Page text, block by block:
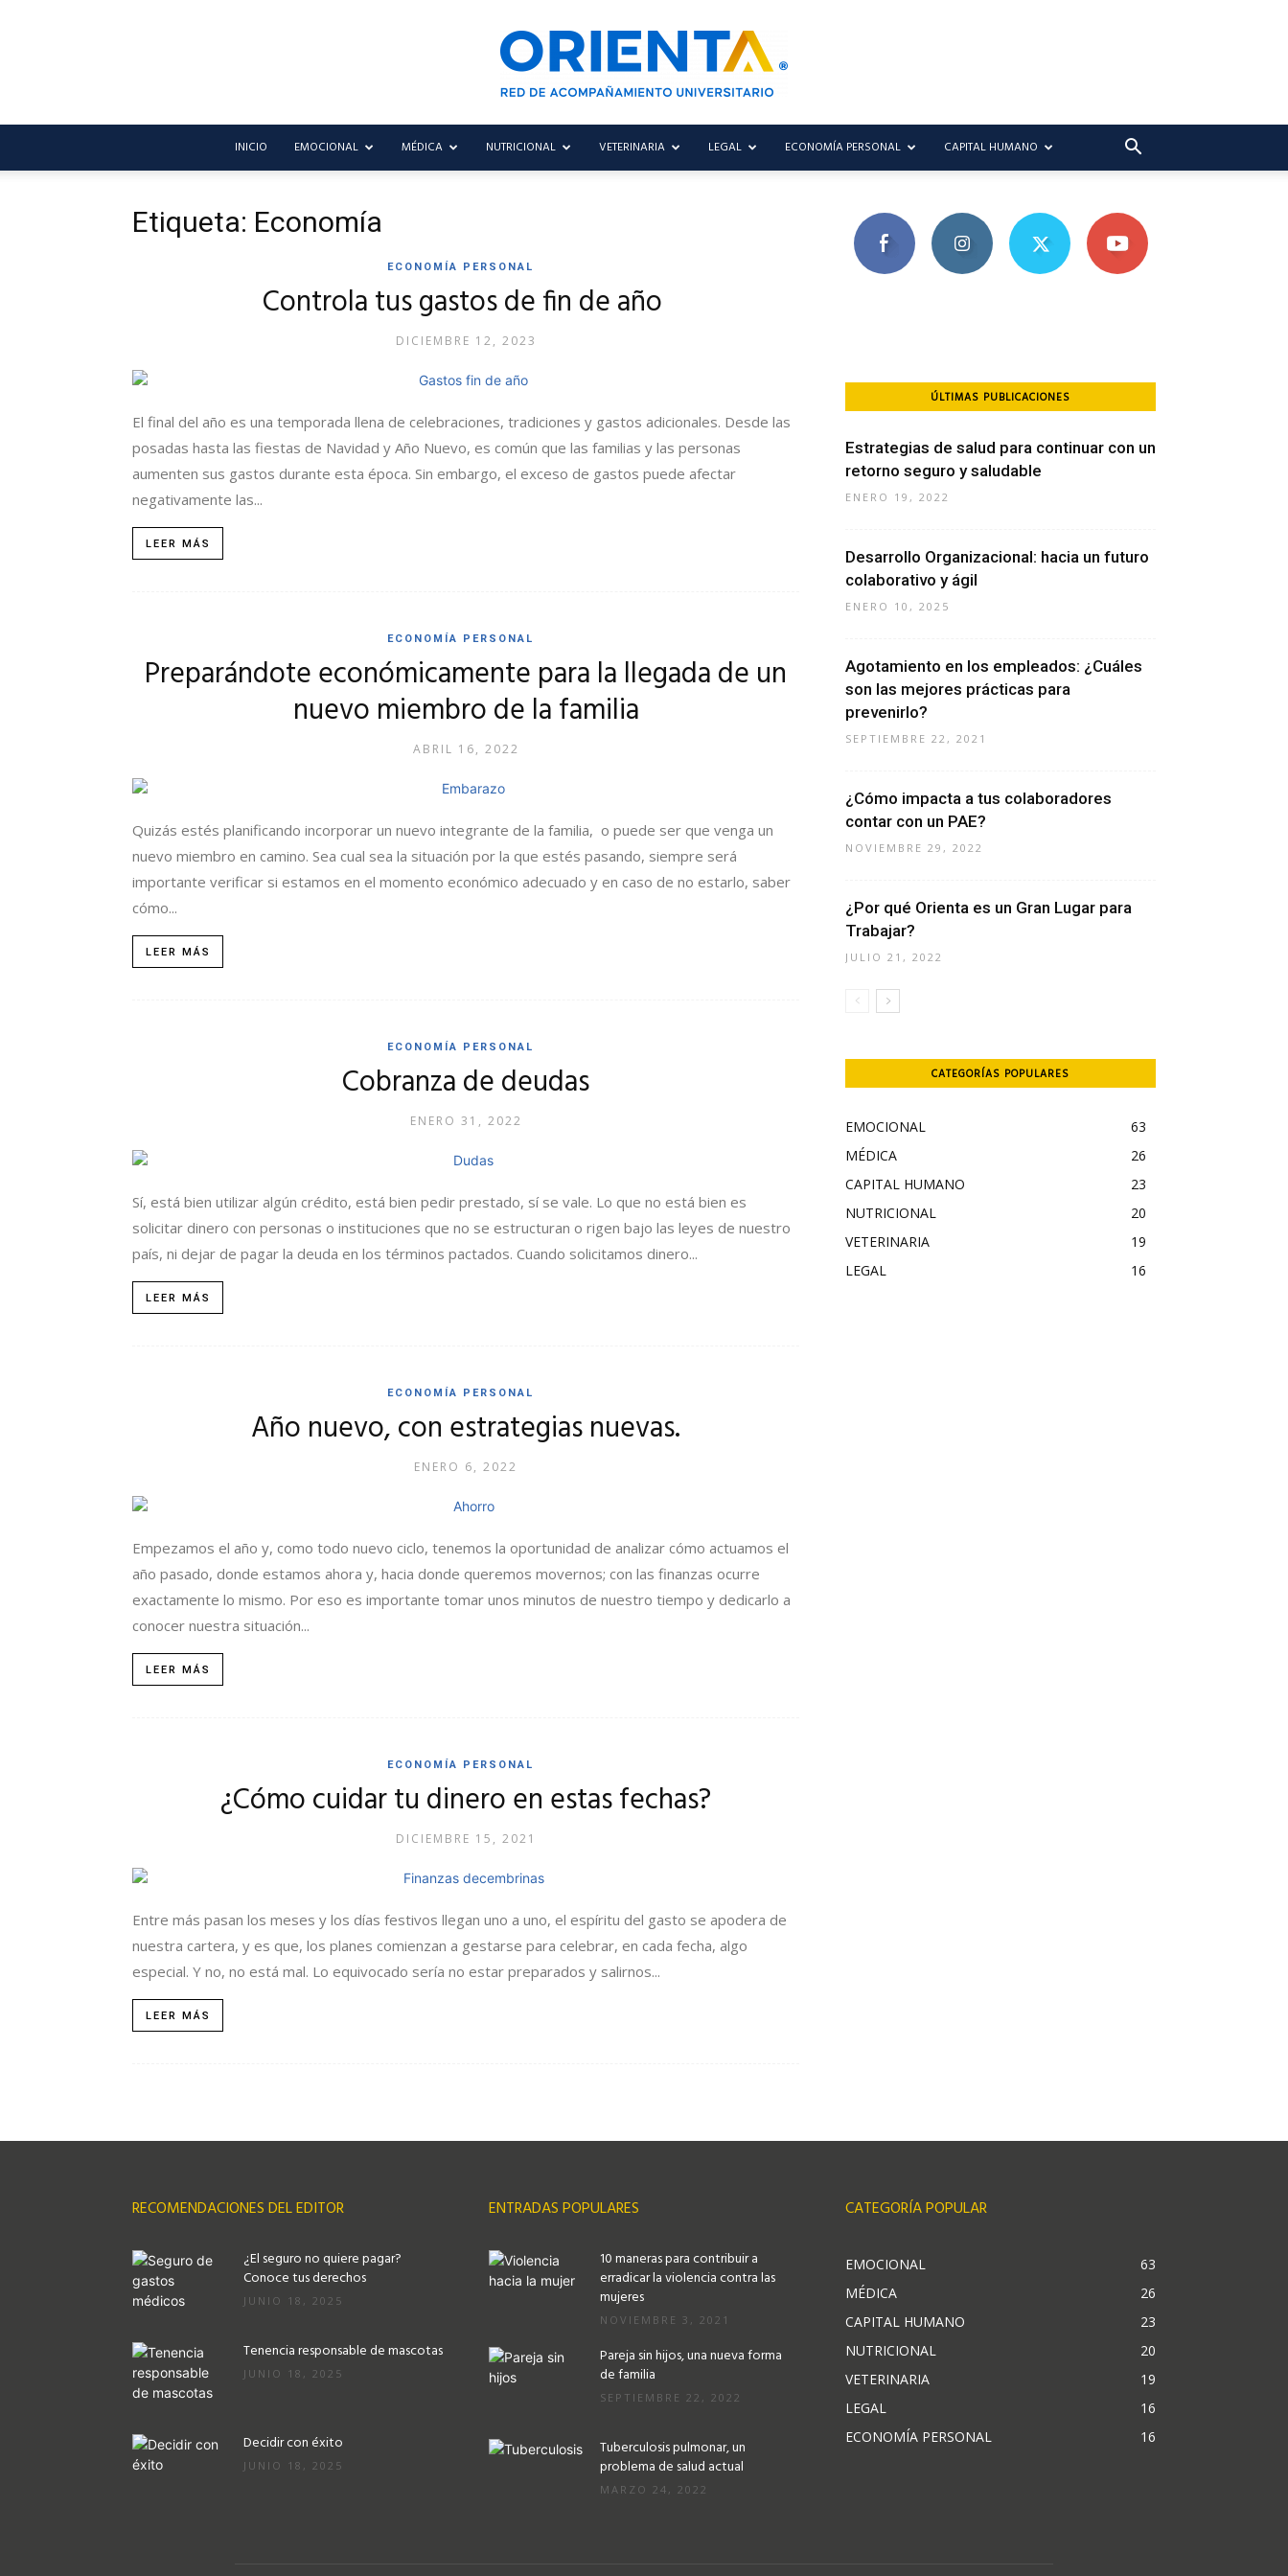
INICIO EMOCIONAL MÉDICA NUTRICIONAL VETERINARIA LEGAL ECONOMÍA PERSONAL CAPITAL HUMANO
Etiqueta: Economía
ECONOMÍA PERSONAL
Controla tus gastos de fin de año
DICIEMBRE 12, 2023
El final del año es una temporada llena de celebraciones, tradiciones y gastos adicionales. Desde las
posadas hasta las fiestas de Navidad y Año Nuevo, es común que las familias y las personas
aumenten sus gastos durante esta época. Sin embargo, el exceso de gastos puede afectar
negativamente las...
LEER MÁS
ECONOMÍA PERSONAL
Preparándote económicamente para la llegada de un
nuevo miembro de la familia
ABRIL 16, 2022
Quizás estés planificando incorporar un nuevo integrante de la familia, o puede ser que venga un
nuevo miembro en camino. Sea cual sea la situación por la que estés pasando, siempre será
importante verificar si estamos en el momento económico adecuado y en caso de no estarlo, saber
cómo...
LEER MÁS
ECONOMÍA PERSONAL
Cobranza de deudas
ENERO 31, 2022
Sí, está bien utilizar algún crédito, está bien pedir prestado, sí se vale. Lo que no está bien es
solicitar dinero con personas o instituciones que no se estructuran o rigen bajo las leyes de nuestro
país, ni dejar de pagar la deuda en los términos pactados. Cuando solicitamos dinero...
LEER MÁS
ECONOMÍA PERSONAL
Año nuevo, con estrategias nuevas.
ENERO 6, 2022
Empezamos el año y, como todo nuevo ciclo, tenemos la oportunidad de analizar cómo actuamos el
año pasado, donde estamos ahora y, hacia donde queremos movernos; con las finanzas ocurre
exactamente lo mismo. Por eso es importante tomar unos minutos de nuestro tiempo y dedicarlo a
conocer nuestra situación...
LEER MÁS
ECONOMÍA PERSONAL
¿Cómo cuidar tu dinero en estas fechas?
DICIEMBRE 15, 2021
Entre más pasan los meses y los días festivos llegan uno a uno, el espíritu del gasto se apodera de
nuestra cartera, y es que, los planes comienzan a gestarse para celebrar, en cada fecha, algo
especial. Y no, no está mal. Lo equivocado sería no estar preparados y salirnos...
LEER MÁS
ÚLTIMAS PUBLICACIONES
Estrategias de salud para continuar con un
retorno seguro y saludable
ENERO 19, 2022
Desarrollo Organizacional: hacia un futuro
colaborativo y ágil
ENERO 10, 2025
Agotamiento en los empleados: ¿Cuáles
son las mejores prácticas para
prevenirlo?
SEPTIEMBRE 22, 2021
¿Cómo impacta a tus colaboradores
contar con un PAE?
NOVIEMBRE 29, 2022
¿Por qué Orienta es un Gran Lugar para
Trabajar?
JULIO 21, 2022
CATEGORÍAS POPULARES
EMOCIONAL
63
MÉDICA
26
CAPITAL HUMANO
23
NUTRICIONAL
20
VETERINARIA
19
LEGAL
16
RECOMENDACIONES DEL EDITOR
¿El seguro no quiere pagar?
Conoce tus derechos
JUNIO 18, 2025
Tenencia responsable de mascotas
JUNIO 18, 2025
Decidir con éxito
JUNIO 18, 2025
ENTRADAS POPULARES
10 maneras para contribuir a
erradicar la violencia contra las
mujeres
NOVIEMBRE 3, 2021
Pareja sin hijos, una nueva forma
de familia
SEPTIEMBRE 22, 2022
Tuberculosis pulmonar, un
problema de salud actual
MARZO 24, 2022
CATEGORÍA POPULAR
EMOCIONAL
63
MÉDICA
26
CAPITAL HUMANO
23
NUTRICIONAL
20
VETERINARIA
19
LEGAL
16
ECONOMÍA PERSONAL
16